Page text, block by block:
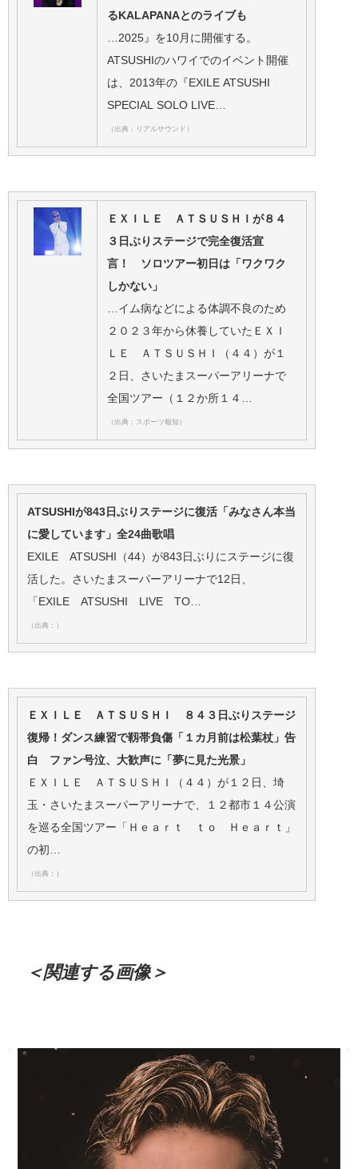
るKALAPANAとのライブも
…2025』を10月に開催する。
ATSUSHIのハワイでのイベント開催
は、2013年の『EXILE ATSUSHI
SPECIAL SOLO LIVE…
（出典：リアルサウンド）
ＥＸＩＬＥ ＡＴＳＵＳＨＩが８４
３日ぶりステージで完全復活宣
言！ ソロツアー初日は「ワクワク
しかない」
…イム病などによる体調不良のため
２０２３年から休養していたＥＸＩ
ＬＥ ＡＴＳＵＳＨＩ（４４）が１
２日、さいたまスーパーアリーナで
全国ツアー（１２か所１４…
（出典：スポーツ報知）
ATSUSHIが843日ぶりステージに復活「みなさん本当
に愛しています」全24曲歌唱
EXILE ATSUSHI（44）が843日ぶりにステージに復
活した。さいたまスーパーアリーナで12日、
「EXILE ATSUSHI LIVE TO…
（出典：）
ＥＸＩＬＥ ＡＴＳＵＳＨＩ ８４３日ぶりステージ
復帰！ダンス練習で靱帯負傷「１カ月前は松葉杖」告
白 ファン号泣、大歓声に「夢に見た光景」
ＥＸＩＬＥ ＡＴＳＵＳＨＩ（４４）が１２日、埼
玉・さいたまスーパーアリーナで、１２都市１４公演
を巡る全国ツアー「Ｈｅａｒｔ ｔｏ Ｈｅａｒｔ」
の初…
（出典：）
＜関連する画像＞